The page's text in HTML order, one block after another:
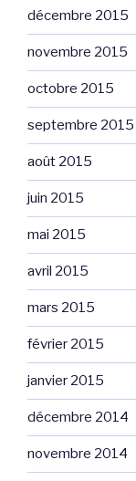
décembre 2015
novembre 2015
octobre 2015
septembre 2015
août 2015
juin 2015
mai 2015
avril 2015
mars 2015
février 2015
janvier 2015
décembre 2014
novembre 2014